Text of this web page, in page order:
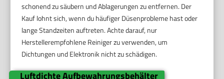
schonend zu säubern und Ablagerungen zu entfernen. Der
Kauf lohnt sich, wenn du häufiger Düsenprobleme hast oder
lange Standzeiten auftreten. Achte darauf, nur
Herstellerempfohlene Reiniger zu verwenden, um
Dichtungen und Elektronik nicht zu schädigen.
Luftdichte Aufbewahrungsbehälter